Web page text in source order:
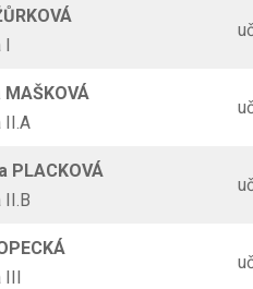
I
II.A
PLACKOVÁ
II.B
III